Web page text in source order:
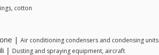
cotton
| Air conditioning condensers and condensing units
| Dusting and spraying equipment, aircraft